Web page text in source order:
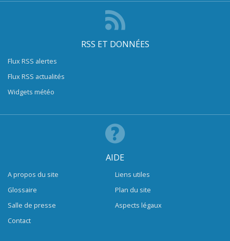
RSS ET DONNÉES
Flux RSS alertes
Flux RSS actualités
Widgets météo
AIDE
A propos du site
Glossaire
Salle de presse
Contact
Liens utiles
Plan du site
Aspects légaux